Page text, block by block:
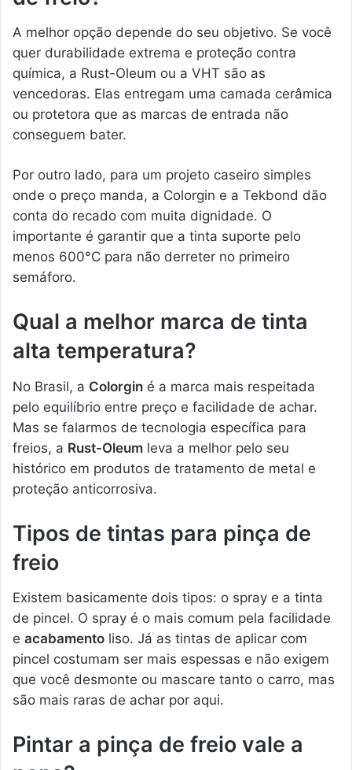
A melhor opção depende do seu objetivo. Se você
quer durabilidade extrema e proteção contra
química, a Rust-Oleum ou a VHT são as
vencedoras. Elas entregam uma camada cerâmica
ou protetora que as marcas de entrada não
conseguem bater.
Por outro lado, para um projeto caseiro simples
onde o preço manda, a Colorgin e a Tekbond dão
conta do recado com muita dignidade. O
importante é garantir que a tinta suporte pelo
menos 600°C para não derreter no primeiro
semáforo.
Qual a melhor marca de tinta
alta temperatura?
No Brasil, a Colorgin é a marca mais respeitada
pelo equilíbrio entre preço e facilidade de achar.
Mas se falarmos de tecnologia específica para
freios, a Rust-Oleum leva a melhor pelo seu
histórico em produtos de tratamento de metal e
proteção anticorrosiva.
Tipos de tintas para pinça de
freio
Existem basicamente dois tipos: o spray e a tinta
de pincel. O spray é o mais comum pela facilidade
e acabamento liso. Já as tintas de aplicar com
pincel costumam ser mais espessas e não exigem
que você desmonte ou mascare tanto o carro, mas
são mais raras de achar por aqui.
Pintar a pinça de freio vale a